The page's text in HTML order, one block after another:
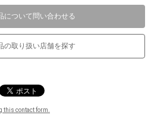
について問い合わせる
の取り扱い店舗を探す
this contact form.